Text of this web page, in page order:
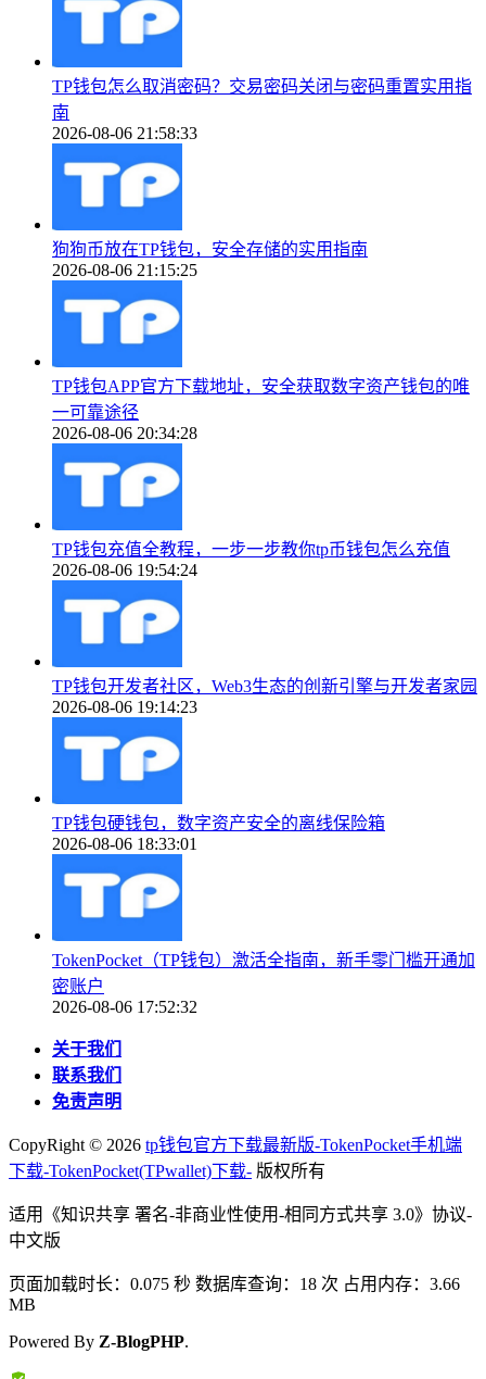
TP钱包怎么取消密码？交易密码关闭与密码重置实用指
南
2026-08-06 21:58:33
狗狗币放在TP钱包，安全存储的实用指南
2026-08-06 21:15:25
TP钱包APP官方下载地址，安全获取数字资产钱包的唯
一可靠途径
2026-08-06 20:34:28
TP钱包充值全教程，一步一步教你tp币钱包怎么充值
2026-08-06 19:54:24
TP钱包开发者社区，Web3生态的创新引擎与开发者家园
2026-08-06 19:14:23
TP钱包硬钱包，数字资产安全的离线保险箱
2026-08-06 18:33:01
TokenPocket（TP钱包）激活全指南，新手零门槛开通加
密账户
2026-08-06 17:52:32
关于我们
联系我们
免责声明
CopyRight © 2026 tp钱包官方下载最新版-TokenPocket手机端
下载-TokenPocket(TPwallet)下载- 版权所有
适用《知识共享 署名-非商业性使用-相同方式共享 3.0》协议-
中文版
页面加载时长：0.075 秒 数据库查询：18 次 占用内存：3.66
MB
Powered By Z-BlogPHP.